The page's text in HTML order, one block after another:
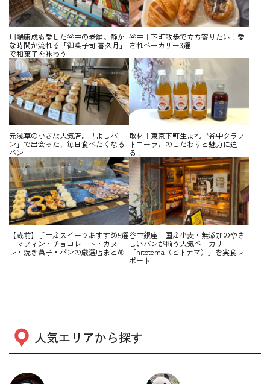
川端康成も愛した谷中の老舗。静か
な時間が流れる「御菓子司 喜久月」
で和菓子を味わう
谷中｜下町散歩で立ち寄りたい！愛
されベーカリー3選
元浅草の小さな人気店。「よしパ
ン」で出会った、毎日食べたくなる
パン
取材｜東京下町生まれ〝谷中クラフ
トコーラ〟のこだわりと魅力に迫
る！
【蔵前】手土産スイーツおすすめ5選
｜マフィン・チョコレート・カヌ
レ・焼き菓子・パンの厳選店まとめ
谷中銀座｜国産小麦・無添加のやさ
しいパンが揃う人気ベーカリー
「hitotema（ヒトテマ）」を実食レ
ポート
人気エリアから探す